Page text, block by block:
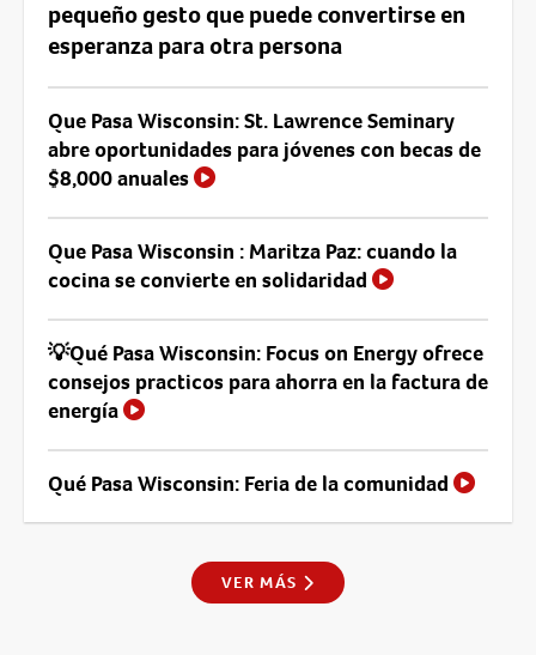
pequeño gesto que puede convertirse en
esperanza para otra persona
Que Pasa Wisconsin: St. Lawrence Seminary
abre oportunidades para jóvenes con becas de
$8,000 anuales
Que Pasa Wisconsin : Maritza Paz: cuando la
cocina se convierte en solidaridad
💡Qué Pasa Wisconsin: Focus on Energy ofrece
consejos practicos para ahorra en la factura de
energía
Qué Pasa Wisconsin: Feria de la comunidad
VER MÁS